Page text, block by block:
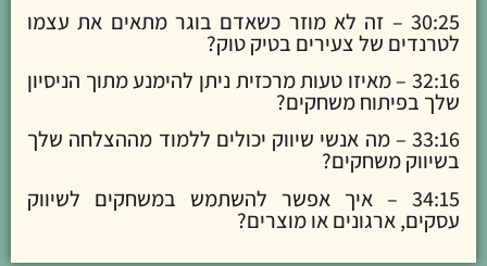
30:25 – זה לא מוזר כשאדם בוגר מתאים את עצמו
לטרנדים של צעירים בטיק טוק?
32:16 – מאיזו טעות מרכזית ניתן להימנע מתוך הניסיון
שלך בפיתוח משחקים?
33:16 – מה אנשי שיווק יכולים ללמוד מההצלחה שלך
בשיווק משחקים?
34:15 – איך אפשר להשתמש במשחקים לשיווק
עסקים, ארגונים או מוצרים?